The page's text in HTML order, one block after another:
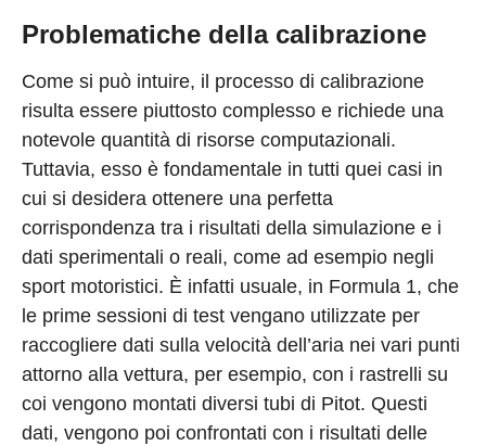
Problematiche della calibrazione
Come si può intuire, il processo di calibrazione
risulta essere piuttosto complesso e richiede una
notevole quantità di risorse computazionali.
Tuttavia, esso è fondamentale in tutti quei casi in
cui si desidera ottenere una perfetta
corrispondenza tra i risultati della simulazione e i
dati sperimentali o reali, come ad esempio negli
sport motoristici. È infatti usuale, in Formula 1, che
le prime sessioni di test vengano utilizzate per
raccogliere dati sulla velocità dell’aria nei vari punti
attorno alla vettura, per esempio, con i rastrelli su
coi vengono montati diversi tubi di Pitot. Questi
dati, vengono poi confrontati con i risultati delle